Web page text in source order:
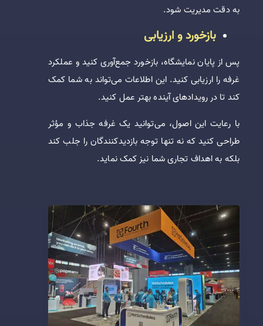
به دقت مدیریت شود.
بازخورد و ارزیابی
پس از پایان نمایشگاه، بازخورد جمع‌آوری کنید و عملکرد
غرفه را ارزیابی کنید. این اطلاعات می‌تواند به شما کمک
کند تا در رویدادهای آینده بهتر عمل کنید.
با رعایت این اصول، می‌توانید یک غرفه جذاب و مؤثر
طراحی کنید که نه تنها توجه بازدیدکنندگان را جلب کند
بلکه به اهداف تجاری شما نیز کمک نماید.